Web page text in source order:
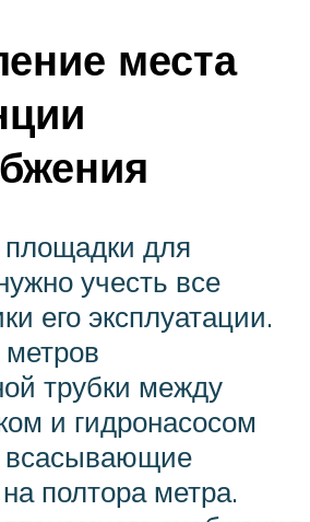
места
для
учесть все
его эксплуатации.
трубки между
и гидронасосом
всасывающие
полтора метра.